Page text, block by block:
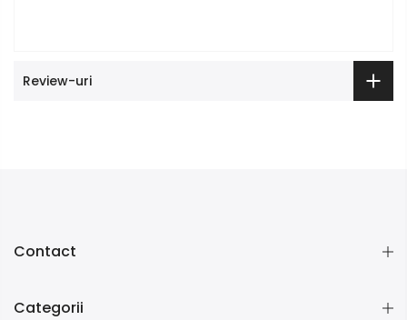
Review-uri
Contact
Categorii